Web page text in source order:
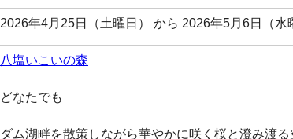
2026年4月25日（土曜日） から 2026年5月6日（水
八塩いこいの森
どなたでも
ダム湖畔を散策しながら華やかに咲く桜と澄み渡